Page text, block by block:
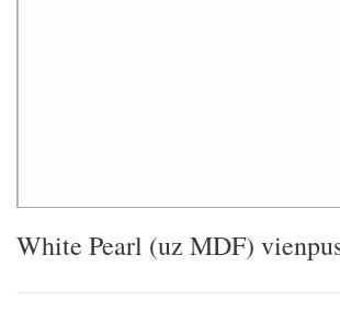
White Pearl (uz MDF)